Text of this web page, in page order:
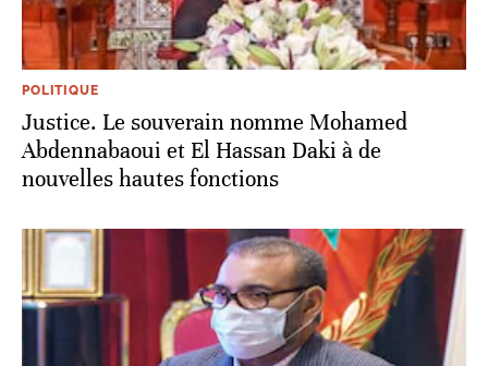
POLITIQUE
Justice. Le souverain nomme Mohamed
Abdennabaoui et El Hassan Daki à de
nouvelles hautes fonctions